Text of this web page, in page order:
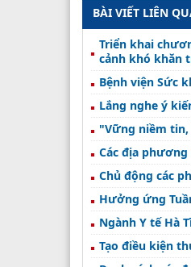
BÀI VIẾT LIÊN
Triển khai
cảnh khó khăn
Bệnh viện Sức
Lắng nghe ý
"Vững niềm
Các địa
Chủ động các
Hưởng ứng
Ngành Y tế Hà
Tạo điều kiện